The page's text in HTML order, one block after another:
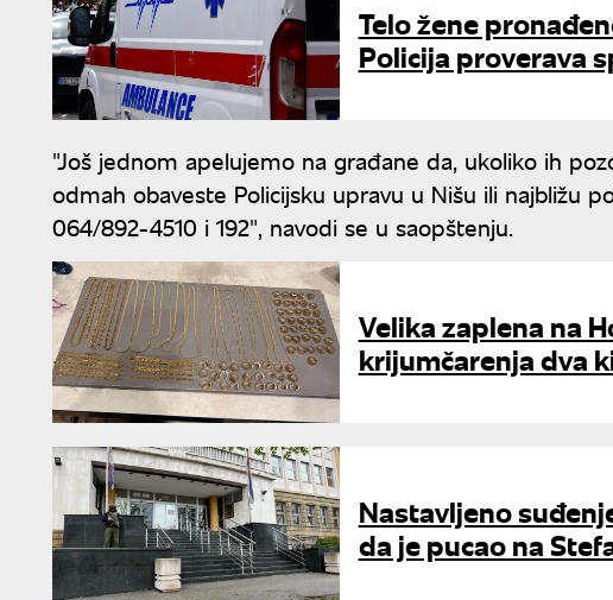
Telo žene
Policija proverava
"Još jednom apelujemo na građane da, ukoliko ih
odmah obaveste Policijsku upravu u Nišu ili najbližu
064/892-4510 i 192", navodi se u saopštenju.
Velika zaplena na
krijumčarenja dva
Nastavljeno
da je pucao na